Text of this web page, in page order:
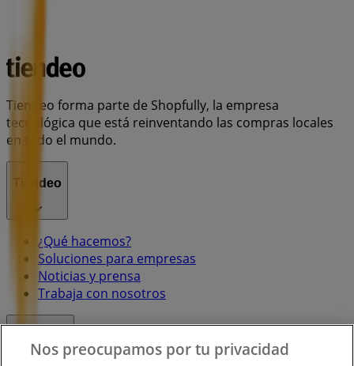
Tiendeo forma parte de Shopfully, la empresa
tecnológica que está reinventando las compras locales
en todo el mundo.
Tiendeo
¿Qué hacemos?
Soluciones para empresas
Noticias y prensa
Trabaja con nosotros
Nos preocupamos por tu privacidad